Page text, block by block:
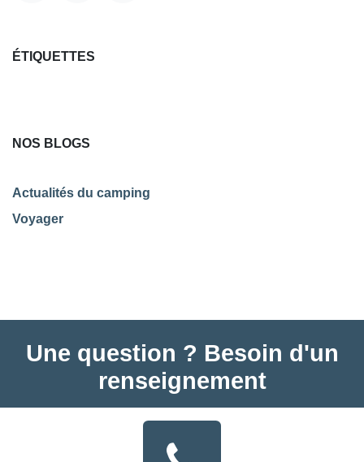
ÉTIQUETTES
NOS BLOGS
Actualités du camping
Voyager
Une question ? Besoin d'un
renseignement